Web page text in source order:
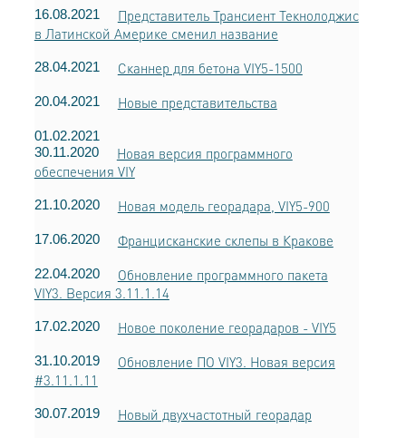
16.08.2021
Представитель Трансиент Текнолоджис
в Латинской Америке сменил название
28.04.2021 Сканнер для бетона VIY5-1500
20.04.2021 Новые представительства
01.02.2021
30.11.2020
Новая версия программного
обеспечения VIY
21.10.2020 Новая модель георадара, VIY5-900
17.06.2020 Францисканские склепы в Кракове
22.04.2020
Обновление программного пакета
VIY3. Версия 3.11.1.14
17.02.2020 Новое поколение георадаров - VIY5
31.10.2019
Обновление ПО VIY3. Новая версия
#3.11.1.11
30.07.2019 Новый двухчастотный георадар